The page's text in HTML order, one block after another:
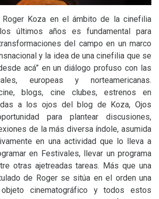
Roger Koza en el ámbito de la cinefilia
los últimos años es fundamental para
del campo en un marco
y la idea de una cinefilia que se
acá” en un diálogo profuso con las
europeas y norteamericanas.
blogs, cine clubes, estrenos en
a los ojos del blog de Koza, Ojos
para plantear discusiones,
de la más diversa índole, asumida
en una actividad que lo lleva a
en Festivales, llevar un programa
otras ajetreadas tareas. Más que una
de Roger se sitúa en el orden una
cinematográfico y todos estos